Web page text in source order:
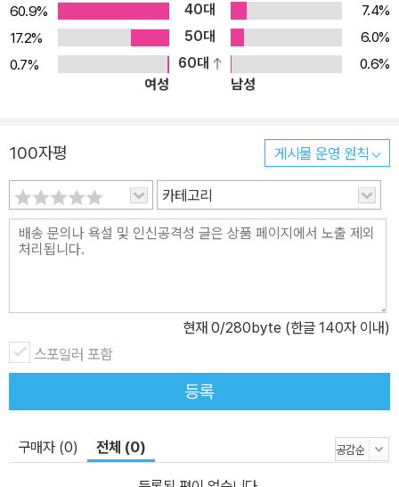
60.9%
40대
7.4%
17.2%
50대
6.0%
0.7%
60대
0.6%
여성
남성
100자평 게시물 운영 원칙
카테고리
현재 0/280byte (한글 140자 이내)
스포일러 포함
등록
구매자 (0) 전체 (0)